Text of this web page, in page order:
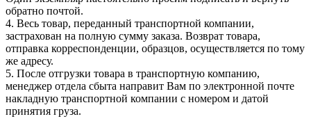
обратно почтой.
4. Весь товар, переданный транспортной компании,
застрахован на полную сумму заказа. Возврат товара,
отправка корреспонденции, образцов, осуществляется по тому
же адресу.
5. После отгрузки товара в транспортную компанию,
менеджер отдела сбыта направит Вам по электронной почте
накладную транспортной компании с номером и датой
принятия груза.